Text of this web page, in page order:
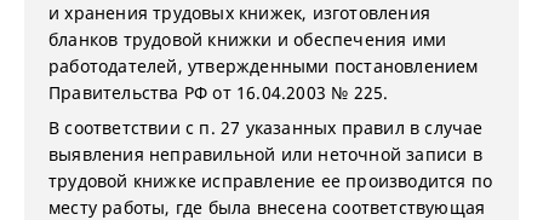
и хранения трудовых книжек, изготовления
бланков трудовой книжки и обеспечения ими
работодателей, утвержденными постановлением
Правительства РФ от 16.04.2003 № 225.
В соответствии с п. 27 указанных правил в случае
выявления неправильной или неточной записи в
трудовой книжке исправление ее производится по
месту работы, где была внесена соответствующая